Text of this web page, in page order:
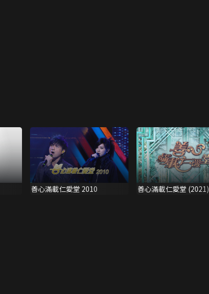
善心滿載仁愛堂 2010 善心滿載仁愛堂 (2021)